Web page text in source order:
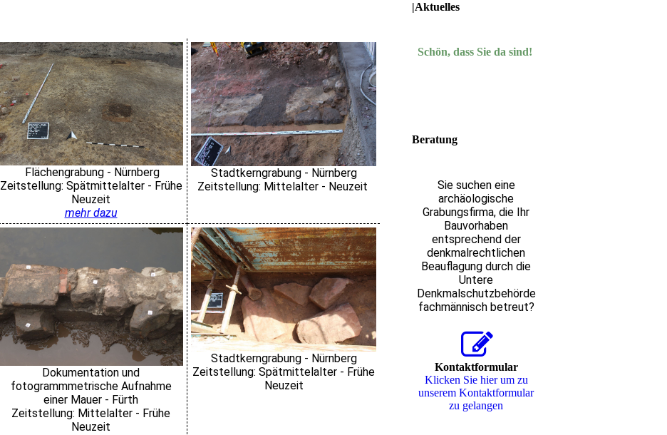
Flächengrabung - Nürnberg
Zeitstellung: Spätmittelalter - Frühe
Neuzeit
mehr dazu
Stadtkerngrabung - Nürnberg
Zeitstellung: Mittelalter - Neuzeit
Dokumentation und
fotogrammmetrische Aufnahme
einer Mauer - Fürth
Zeitstellung: Mittelalter - Frühe
Neuzeit
Stadtkerngrabung - Nürnberg
Zeitstellung: Spätmittelalter - Frühe
Neuzeit
|Aktuelles
Schön, dass Sie da sind!
Beratung
Sie suchen eine
archäologische
Grabungsfirma, die Ihr
Bauvorhaben
entsprechend der
denkmalrechtlichen
Beauflagung durch die
Untere
Denkmalschutzbehörde
fachmännisch betreut?
Kontaktformular
Klicken Sie hier um zu
unserem Kon­takt­for­mu­lar
zu gelangen